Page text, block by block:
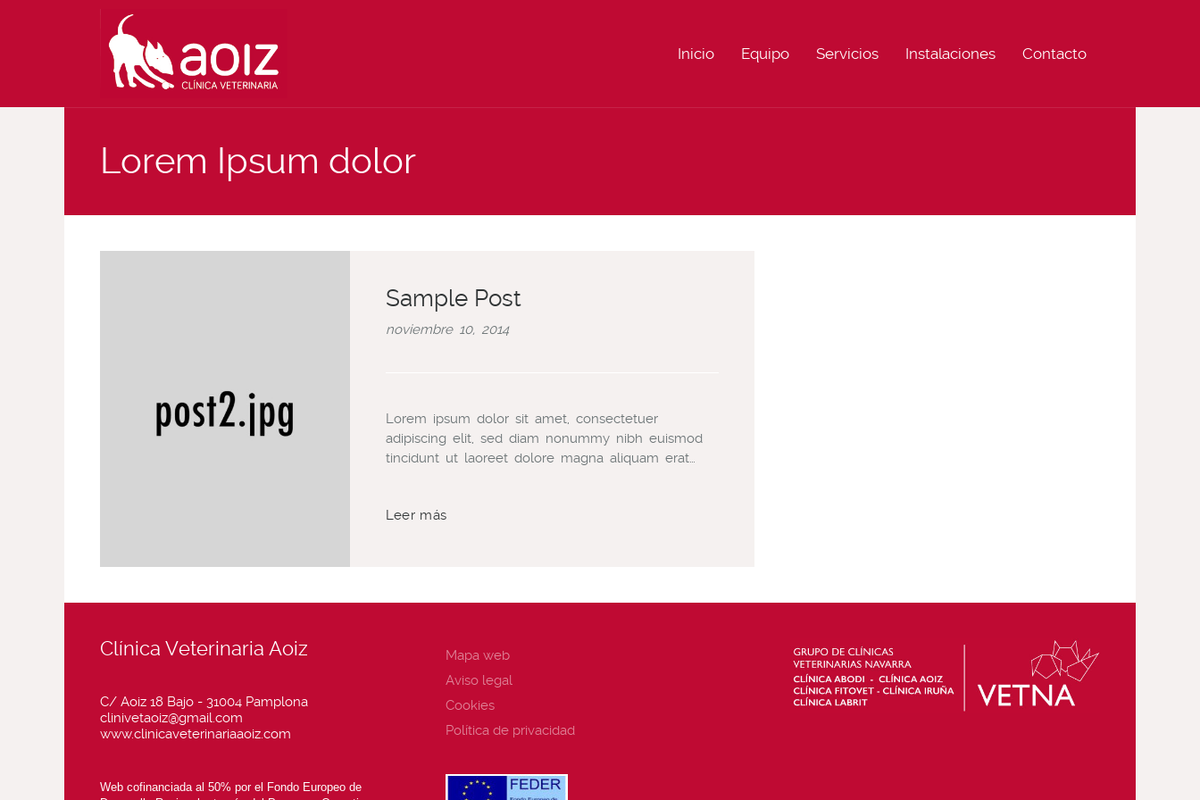
Inicio Equipo Servicios Instalaciones Contacto
Lorem Ipsum dolor
Sample Post
noviembre 10, 2014
Lorem ipsum dolor sit amet, consectetuer
adipiscing elit, sed diam nonummy nibh euismod
tincidunt ut laoreet dolore magna aliquam erat…
Leer más
Clínica Veterinaria Aoiz
C/ Aoiz 18 Bajo - 31004 Pamplona
clinivetaoiz@gmail.com
www.clinicaveterinariaaoiz.com
Web cofinanciada al 50% por el Fondo Europeo de
Mapa web
Aviso legal
Cookies
Política de privacidad